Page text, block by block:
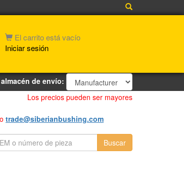
El carrito está vacío
Iniciar sesión
de envío:
Los precios pueden ser mayores
o trade@siberianbushing.com
Buscar